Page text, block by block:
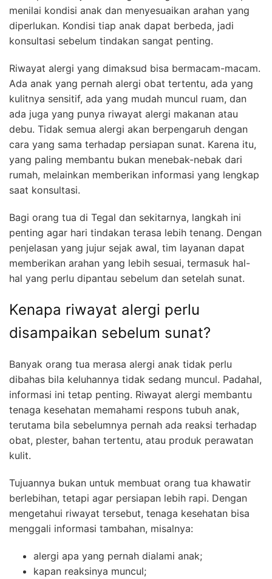
menilai kondisi anak dan menyesuaikan arahan yang
diperlukan. Kondisi tiap anak dapat berbeda, jadi
konsultasi sebelum tindakan sangat penting.
Riwayat alergi yang dimaksud bisa bermacam-macam.
Ada anak yang pernah alergi obat tertentu, ada yang
kulitnya sensitif, ada yang mudah muncul ruam, dan
ada juga yang punya riwayat alergi makanan atau
debu. Tidak semua alergi akan berpengaruh dengan
cara yang sama terhadap persiapan sunat. Karena itu,
yang paling membantu bukan menebak-nebak dari
rumah, melainkan memberikan informasi yang lengkap
saat konsultasi.
Bagi orang tua di Tegal dan sekitarnya, langkah ini
penting agar hari tindakan terasa lebih tenang. Dengan
penjelasan yang jujur sejak awal, tim layanan dapat
memberikan arahan yang lebih sesuai, termasuk hal-
hal yang perlu dipantau sebelum dan setelah sunat.
Kenapa riwayat alergi perlu
disampaikan sebelum sunat?
Banyak orang tua merasa alergi anak tidak perlu
dibahas bila keluhannya tidak sedang muncul. Padahal,
informasi ini tetap penting. Riwayat alergi membantu
tenaga kesehatan memahami respons tubuh anak,
terutama bila sebelumnya pernah ada reaksi terhadap
obat, plester, bahan tertentu, atau produk perawatan
kulit.
Tujuannya bukan untuk membuat orang tua khawatir
berlebihan, tetapi agar persiapan lebih rapi. Dengan
mengetahui riwayat tersebut, tenaga kesehatan bisa
menggali informasi tambahan, misalnya:
alergi apa yang pernah dialami anak;
kapan reaksinya muncul;